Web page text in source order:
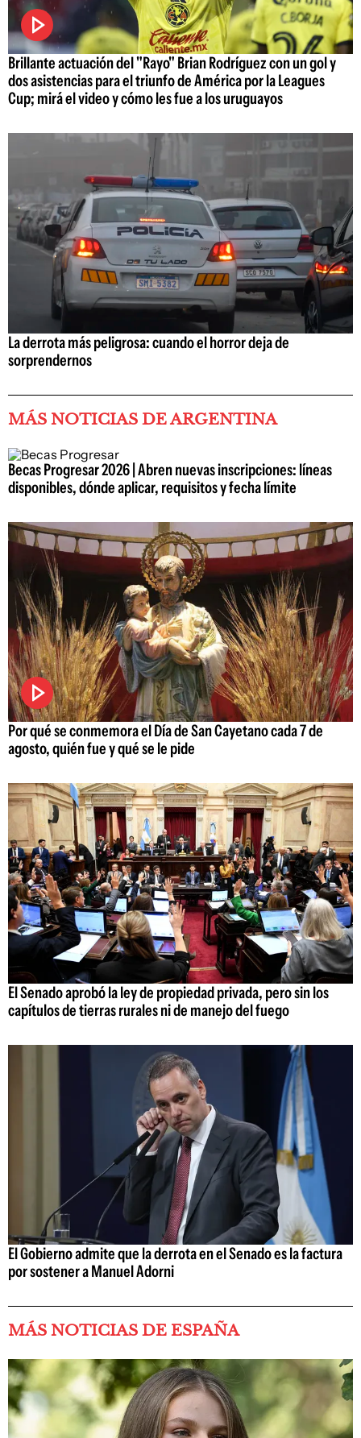
Brillante actuación del "Rayo" Brian Rodríguez con un gol y
dos asistencias para el triunfo de América por la Leagues
Cup; mirá el video y cómo les fue a los uruguayos
La derrota más peligrosa: cuando el horror deja de
sorprendernos
MÁS NOTICIAS DE ARGENTINA
Becas Progresar 2026 | Abren nuevas inscripciones: líneas
disponibles, dónde aplicar, requisitos y fecha límite
Por qué se conmemora el Día de San Cayetano cada 7 de
agosto, quién fue y qué se le pide
El Senado aprobó la ley de propiedad privada, pero sin los
capítulos de tierras rurales ni de manejo del fuego
El Gobierno admite que la derrota en el Senado es la factura
por sostener a Manuel Adorni
MÁS NOTICIAS DE ESPAÑA